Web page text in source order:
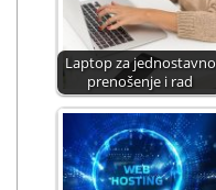
Laptop za jednostavno
prenošenje i rad